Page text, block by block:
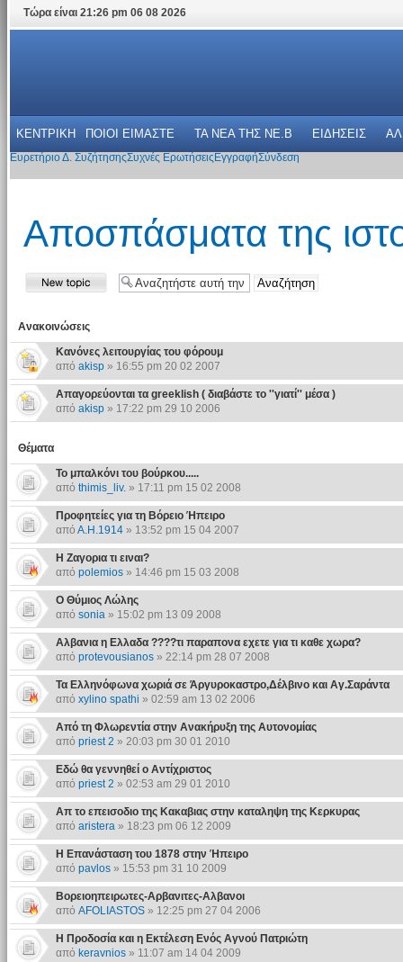
Τώρα είναι 21:26 pm 06 08 2026
ΚΕΝΤΡΙΚΗ ΠΟΙΟΙ ΕΙΜΑΣΤΕ ΤΑ ΝΕΑ THΣ NE.B ΕΙΔΗΣΕΙΣ
Ευρετήριο Δ. ΣυζήτησηςΣυχνές Ερωτήσεις ΕγγραφήΣύνδεση
Αποσπάσματα της
Ανακοινώσεις
Κανόνες λειτουργίας του φόρουμ
από akisp» 16:55 pm 20 02 2007
Απαγορεύονται τα greeklish ( διαβάστε το ''γιατί'' μέσα )
από akisp» 17:22 pm 29 10 2006
Θέματα
Το μπαλκόνι του βούρκου.....
από thimis_liv.» 17:11 pm 15 02 2008
Προφητείες για τη Βόρειο Ήπειρο
από Α.Η.1914» 13:52 pm 15 04 2007
Η Ζαγορια τι ειναι?
από polemios» 14:46 pm 15 03 2008
Ο Θύμιος Λώλης
από sonia» 15:02 pm 13 09 2008
Αλβανια η Ελλαδα ????τι παραπονα εχετε για τι καθε χωρα?
από protevousianos» 22:14 pm 28 07 2008
Τα Ελληνόφωνα χωριά σε Άργυροκαστρο,Δέλβινο και Αγ.Σαράντα
από xylino spathi » 02:59 am 13 02 2006
Από τη Φλωρεντία στην Ανακήρυξη της Αυτονομίας
από priest 2 » 20:03 pm 30 01 2010
Εδώ θα γεννηθεί ο Αντίχριστος
από priest 2 » 02:53 am 29 01 2010
Απ το επεισοδιο της Κακαβιας στην καταληψη της Κερκυρας
από aristera» 18:23 pm 06 12 2009
Η Επανάσταση του 1878 στην Ήπειρο
από pavlos» 15:53 pm 31 10 2009
Bορειοηπειρωτες-Αρβανιτες-Αλβανοι
από AFOLIASTOS» 12:25 pm 27 04 2006
Η Προδοσία και η Εκτέλεση Ενός Αγνού Πατριώτη
από keravnios» 11:07 am 14 04 2009